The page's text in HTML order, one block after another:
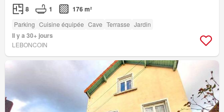
8 1 176 m²
Parking Cuisine équipée Cave Terrasse Jardin
Il y a 30+ jours
LEBONCOIN